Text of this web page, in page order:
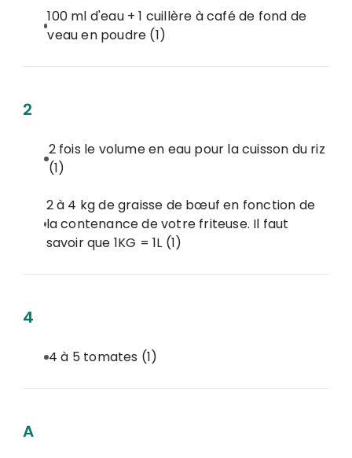
100 ml d'eau + 1 cuillère à café de fond de
veau en poudre (1)
2
2 fois le volume en eau pour la cuisson du riz
(1)
2 à 4 kg de graisse de bœuf en fonction de
la contenance de votre friteuse. Il faut
savoir que 1KG = 1L (1)
4
4 à 5 tomates (1)
A